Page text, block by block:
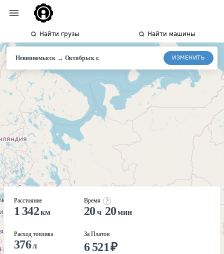
Найти грузы Найти машины
Невинномысск→ Октябрьск г. ИЗМЕНИТЬ
Расстояние
1 342км
Расход топлива
376л
Время
20 ч 20 мин
За Платон
6 521₽